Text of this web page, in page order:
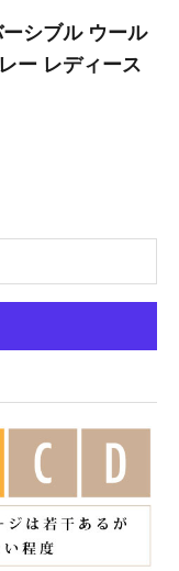
シブル ウール
ー レディース